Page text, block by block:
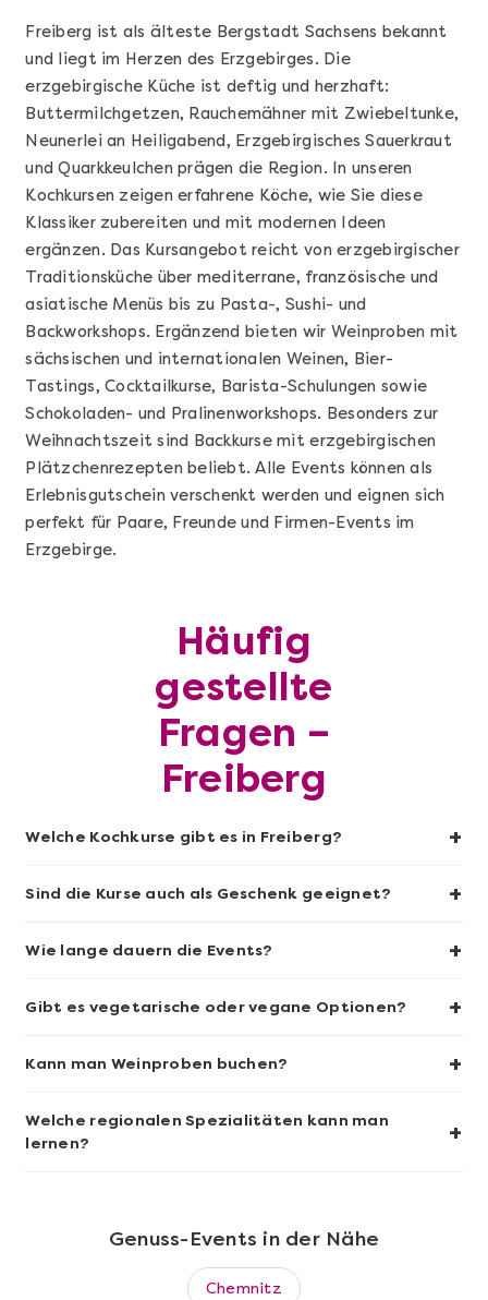
Mehr anzeigen
Sushi Basic Kurs Bonn
Mehr anzeigen
Fleischgenuss auf höchstem
Freiberg ist als älteste Bergstadt Sachsens bekannt
und liegt im Herzen des Erzgebirges. Die
erzgebirgische Küche ist deftig und herzhaft:
Buttermilchgetzen, Rauchemähner mit Zwiebeltunke,
Neunerlei an Heiligabend, Erzgebirgisches Sauerkraut
und Quarkkeulchen prägen die Region. In unseren
Kochkursen zeigen erfahrene Köche, wie Sie diese
Klassiker zubereiten und mit modernen Ideen
ergänzen. Das Kursangebot reicht von erzgebirgischer
Traditionsküche über mediterrane, französische und
asiatische Menüs bis zu Pasta-, Sushi- und
Backworkshops. Ergänzend bieten wir Weinproben mit
sächsischen und internationalen Weinen, Bier-
Tastings, Cocktailkurse, Barista-Schulungen sowie
Schokoladen- und Pralinenworkshops. Besonders zur
Weihnachtszeit sind Backkurse mit erzgebirgischen
Plätzchenrezepten beliebt. Alle Events können als
Erlebnisgutschein verschenkt werden und eignen sich
perfekt für Paare, Freunde und Firmen-Events im
Erzgebirge.
Häufig
gestellte
Fragen –
Freiberg
Welche Kochkurse gibt es in Freiberg? +
Sind die Kurse auch als Geschenk geeignet? +
Wie lange dauern die Events? +
Gibt es vegetarische oder vegane Optionen? +
Kann man Weinproben buchen? +
Welche regionalen Spezialitäten kann man
lernen?
+
Genuss-Events in der Nähe
Chemnitz